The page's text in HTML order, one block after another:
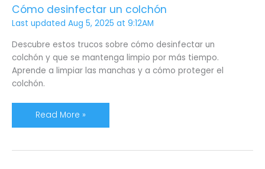
Cómo desinfectar un colchón
Last updated Aug 5, 2025 at 9:12AM
Descubre estos trucos sobre cómo desinfectar un
colchón y que se mantenga limpio por más tiempo.
Aprende a limpiar las manchas y a cómo proteger el
colchón.
Read More »